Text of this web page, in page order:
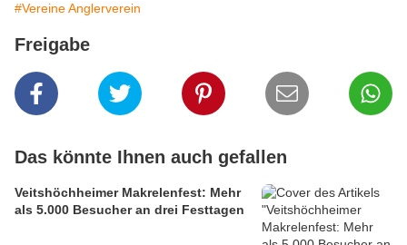
#Vereine Anglerverein
Freigabe
Das könnte Ihnen auch gefallen
Veitshöchheimer Makrelenfest: Mehr
als 5.000 Besucher an drei Festtagen